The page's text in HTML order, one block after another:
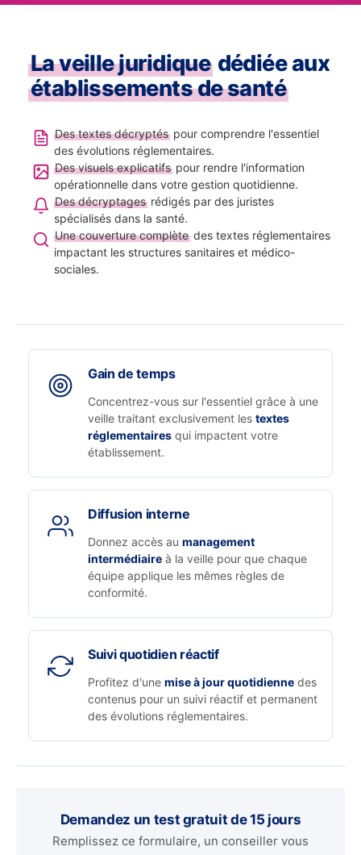
La veille juridique dédiée aux
établissements de santé
Des textes décryptéspour comprendre l'essentiel
des évolutions réglementaires.
Des visuels explicatifspour rendre l'information
opérationnelle dans votre gestion quotidienne.
Des décryptagesrédigés par des juristes
spécialisés dans la santé.
Une couverture complètedes textes réglementaires
impactant les structures sanitaires et médico-
sociales.
Gain de temps
Concentrez-vous sur l'essentiel grâce à une
veille traitant exclusivement les textes
réglementaires qui impactent votre
établissement.
Diffusion interne
Donnez accès au management
intermédiaire à la veille pour que chaque
équipe applique les mêmes règles de
conformité.
Suivi quotidien réactif
Profitez d'une mise à jour quotidienne des
contenus pour un suivi réactif et permanent
des évolutions réglementaires.
Demandez un test gratuit de 15 jours
Remplissez ce formulaire, un conseiller vous